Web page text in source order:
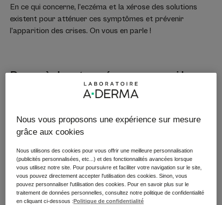
En ce qui concerne, l’eczéma et la xérose des solutions
existent pour atténuer ces symptômes et prévenir
l’apparition des crises. On vous en parle !
Peau sèche et eczéma, pourquoi la
Dans le cas de la peau sèche ou xérose, la teneur en
devient inférieure à la normale, la peau se déshydrate, se
fragilise et apparaissent alors les premiers symptômes
(désagréables !) d’une peau sèche. Cela se traduit alors
par des pellicules de peau fines, un peu comme des
écailles. D’où le terme souvent utilisé de peau de
Nous vous proposons une expérience sur mesure
grâce aux cookies
Nous utilisons des cookies pour vous offrir une meilleure personnalisation
(publicités personnalisées, etc...) et des fonctionnalités avancées lorsque
vous utilisez notre site. Pour poursuivre et faciliter votre navigation sur le site,
vous pouvez directement accepter l'utilisation des cookies. Sinon, vous
pouvez personnaliser l'utilisation des cookies. Pour en savoir plus sur le
traitement de données personnelles, consultez notre politique de confidentialité
en cliquant ci-dessous :Politique de confidentialité